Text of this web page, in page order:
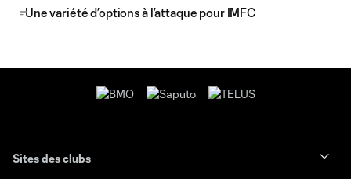
Une variété d’options à l’attaque pour IMFC
Sites des clubs